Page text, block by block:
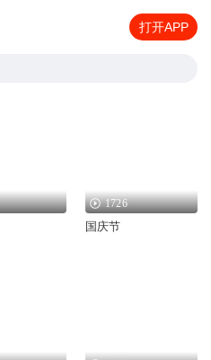
打开APP
1726
国庆节